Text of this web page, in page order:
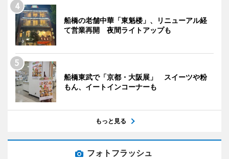
船橋の老舗中華「東魁楼」、リニューアル経
て営業再開 夜間ライトアップも
船橋東武で「京都・大阪展」 スイーツや粉
もん、イートインコーナーも
もっと見る
フォトフラッシュ